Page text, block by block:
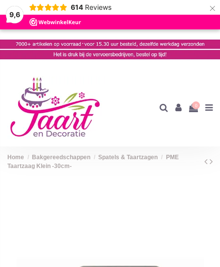
9,6
614 Reviews ×
0
Home Bakgereedschappen Spatels & Taartzagen
PME
Taartzaag Klein -30cm-